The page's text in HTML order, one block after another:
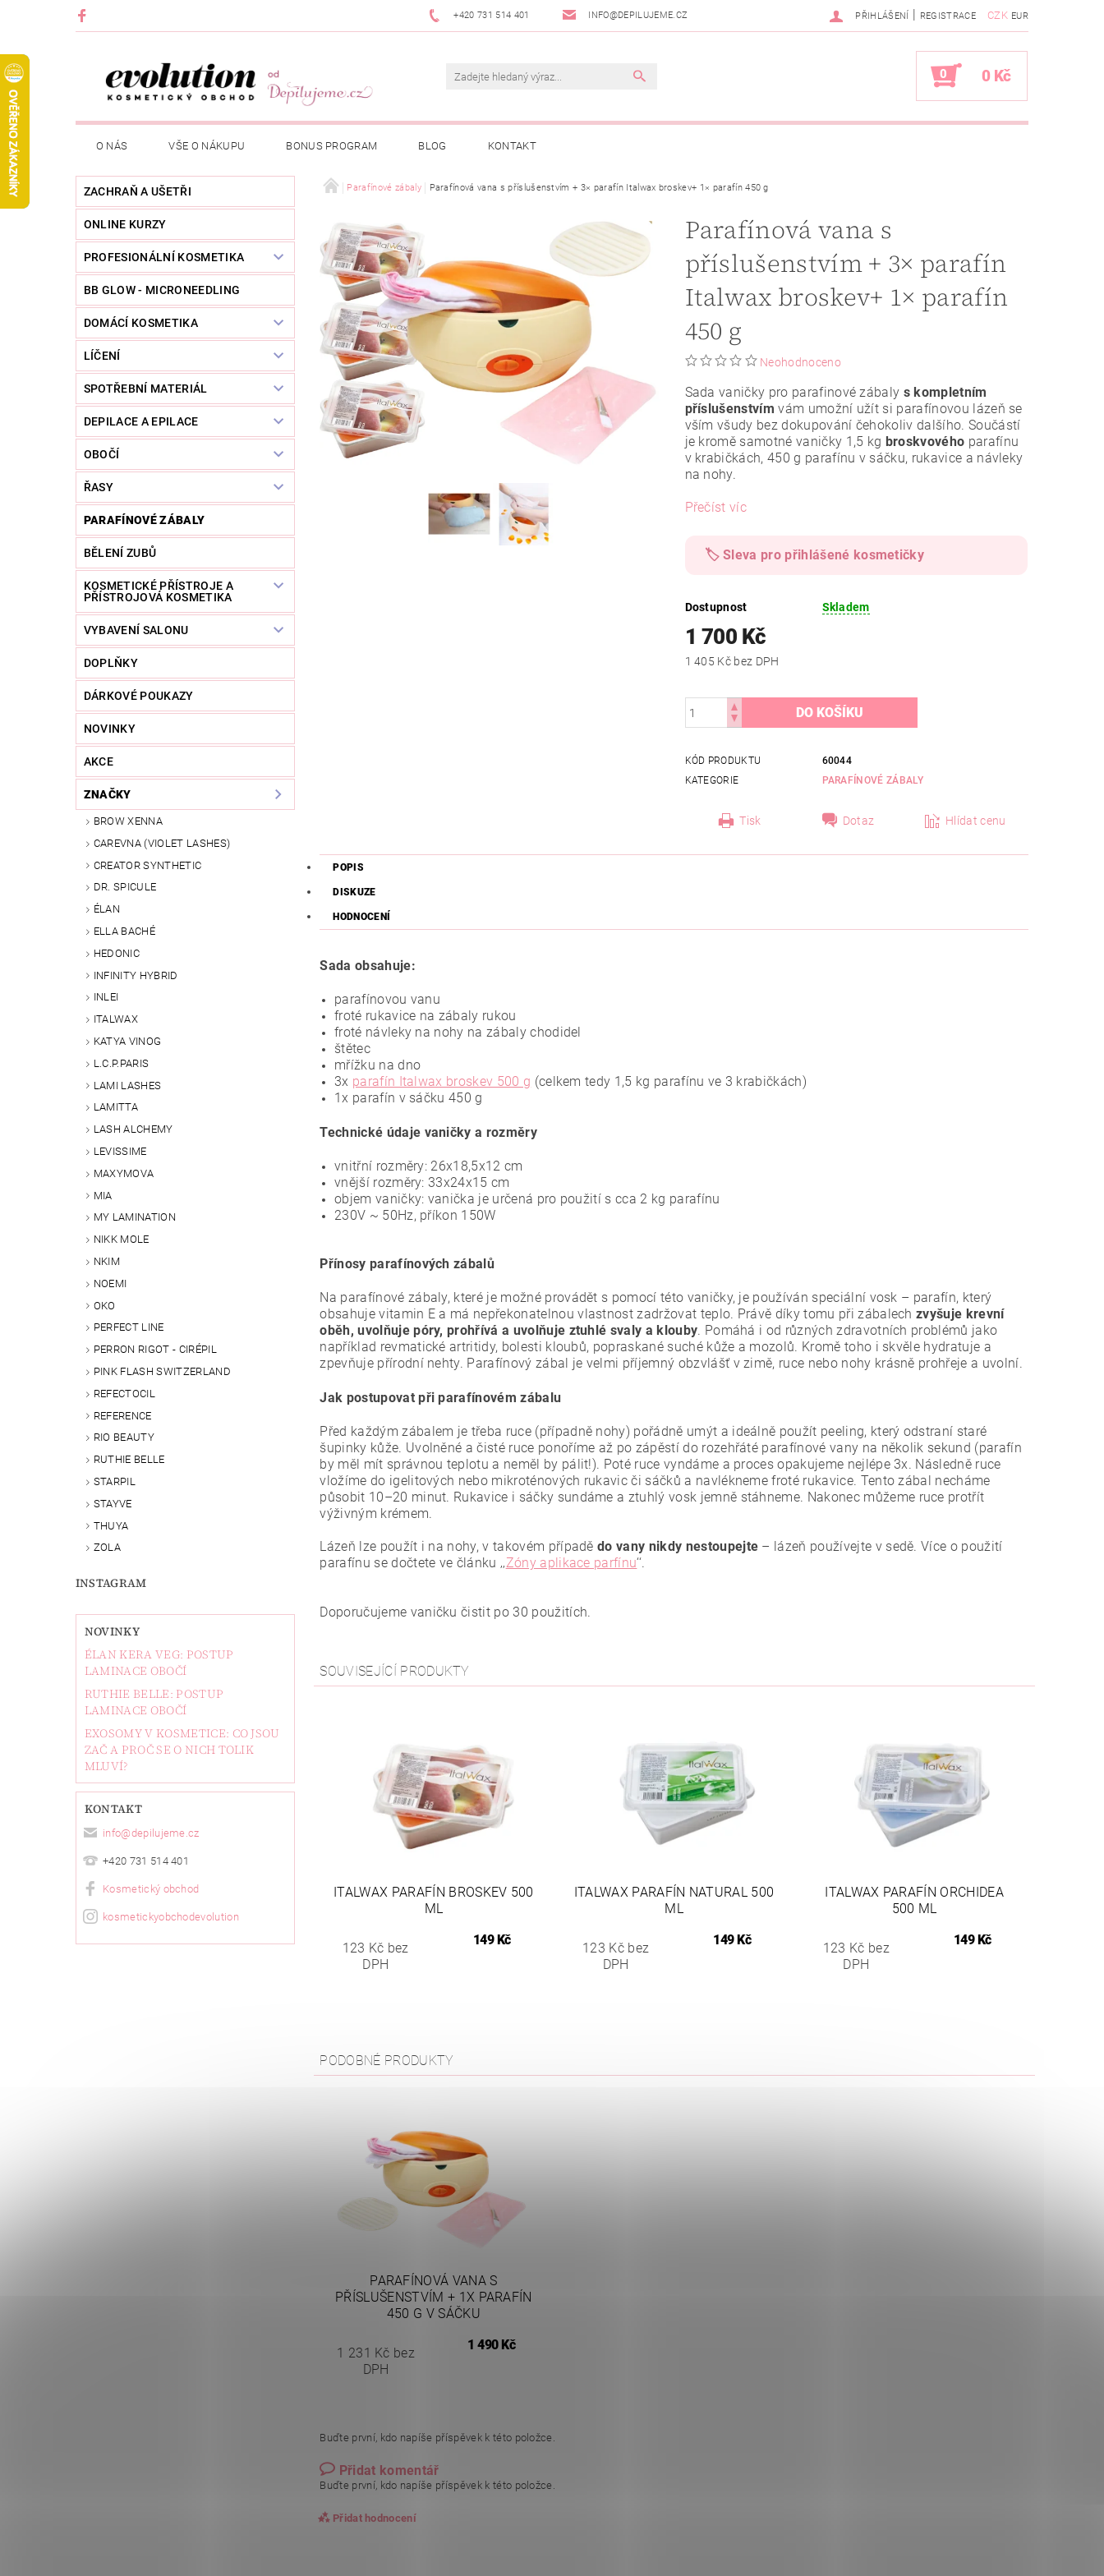
+420 731 514 401 INFO@DEPILUJEME.CZ CZK EUR
PŘIHLÁŠENÍ | REGISTRACE
0 0 Kč
O NÁS VŠE O NÁKUPU BONUS PROGRAM BLOG KONTAKT
ZACHRAŇ A UŠETŘI
ONLINE KURZY
PROFESIONÁLNÍ KOSMETIKA
BB GLOW - MICRONEEDLING
DOMÁCÍ KOSMETIKA
LÍČENÍ
SPOTŘEBNÍ MATERIÁL
DEPILACE A EPILACE
OBOČÍ
ŘASY
PARAFÍNOVÉ ZÁBALY
BĚLENÍ ZUBŮ
KOSMETICKÉ PŘÍSTROJE A
PŘÍSTROJOVÁ KOSMETIKA
VYBAVENÍ SALONU
DOPLŇKY
DÁRKOVÉ POUKAZY
NOVINKY
AKCE
ZNAČKY
BROW XENNA
CAREVNA (VIOLET LASHES)
CREATOR SYNTHETIC
DR. SPICULE
ÉLAN
ELLA BACHÉ
HEDONIC
INFINITY HYBRID
INLEI
ITALWAX
KATYA VINOG
L.C.P.PARIS
LAMI LASHES
LAMITTA
LASH ALCHEMY
LEVISSIME
MAXYMOVA
MIA
MY LAMINATION
NIKK MOLE
NKIM
NOEMI
OKO
PERFECT LINE
PERRON RIGOT - CIRÉPIL
PINK FLASH SWITZERLAND
REFECTOCIL
REFERENCE
RIO BEAUTY
RUTHIE BELLE
STARPIL
STAYVE
THUYA
ZOLA
INSTAGRAM
NOVINKY
ÉLAN KERA VEG: POSTUP
LAMINACE OBOČÍ
RUTHIE BELLE: POSTUP
LAMINACE OBOČÍ
EXOSOMY V KOSMETICE: CO JSOU
ZAČ A PROČ SE O NICH TOLIK
MLUVÍ?
KONTAKT
info@depilujeme.cz
+420 731 514 401
Kosmetický obchod
kosmetickyobchodevolution
Parafínové zábaly Parafínová vana s příslušenstvím + 3× parafín Italwax broskev+ 1× parafín 450 g
Parafínová vana s
příslušenstvím + 3× parafín
Italwax broskev+ 1× parafín
450 g
Neohodnoceno
Sada vaničky pro parafinové zábaly s kompletním
příslušenstvím vám umožní užít si parafínovou lázeň se
vším všudy bez dokupování čehokoliv dalšího. Součástí
je kromě samotné vaničky 1,5 kg broskvového parafínu
v krabičkách, 450 g parafínu v sáčku, rukavice a návleky
na nohy.
Přečíst víc
🏷️ Sleva pro přihlášené kosmetičky
Dostupnost Skladem
1 700 Kč
1 405 Kč bez DPH
KÓD PRODUKTU
60044
KATEGORIE
PARAFÍNOVÉ ZÁBALY
Tisk Dotaz Hlídat cenu
POPIS
DISKUZE
HODNOCENÍ
Sada obsahuje:
parafínovou vanu
froté rukavice na zábaly rukou
froté návleky na nohy na zábaly chodidel
štětec
mřížku na dno
3x parafín Italwax broskev 500 g (celkem tedy 1,5 kg parafínu ve 3 krabičkách)
1x parafín v sáčku 450 g
Technické údaje vaničky a rozměry
vnitřní rozměry: 26x18,5x12 cm
vnější rozměry: 33x24x15 cm
objem vaničky: vanička je určená pro použití s cca 2 kg parafínu
230V ~ 50Hz, příkon 150W
Přínosy parafínových zábalů
Na parafínové zábaly, které je možné provádět s pomocí této vaničky, je používán speciální vosk – parafín, který
obsahuje vitamin E a má nepřekonatelnou vlastnost zadržovat teplo. Právě díky tomu při zábalechzvyšuje krevní
oběh, uvolňuje póry, prohřívá a uvolňuje ztuhlé svaly a klouby. Pomáhá i od různých zdravotních problémů jako
například revmatické artritidy, bolesti kloubů, popraskané suché kůže a mozolů. Kromě toho i skvěle hydratuje a
zpevňuje přírodní nehty. Parafínový zábal je velmi příjemný obzvlášť v zimě, ruce nebo nohy krásně prohřeje a uvolní.
Jak postupovat při parafínovém zábalu
Před každým zábalem je třeba ruce (případně nohy) pořádně umýt a ideálně použít peeling, který odstraní staré
šupinky kůže. Uvolněné a čisté ruce ponoříme až po zápěstí do rozehřáté parafínové vany na několik sekund (parafín
by měl mít správnou teplotu a neměl by pálit!). Poté ruce vyndáme a proces opakujeme nejlépe 3x. Následně ruce
vložíme do igelitových nebo mikroténových rukavic či sáčků a navlékneme froté rukavice. Tento zábal necháme
působit 10–20 minut. Rukavice i sáčky sundáme a ztuhlý vosk jemně stáhneme. Nakonec můžeme ruce protřít
výživným krémem.
Lázeň lze použít i na nohy, v takovém případědo vany nikdy nestoupejte – lázeň používejte v sedě. Více o použití
parafínu se dočtete ve článku ‚‚Zóny aplikace parfínu‘‘.
Doporučujeme vaničku čistit po 30 použitích.
SOUVISEJÍCÍ PRODUKTY
ITALWAX PARAFÍN BROSKEV 500
ML
123 Kč bez
DPH
149 Kč
ITALWAX PARAFÍN NATURAL 500
ML
123 Kč bez
DPH
149 Kč
ITALWAX PARAFÍN ORCHIDEA
500 ML
123 Kč bez
DPH
149 Kč
PODOBNÉ PRODUKTY
PARAFÍNOVÁ VANA S
PŘÍSLUŠENSTVÍM + 1X PARAFÍN
450 G V SÁČKU
1 231 Kč bez
DPH
1 490 Kč
Buďte první, kdo napíše příspěvek k této položce.
Přidat komentář
Buďte první, kdo napíše příspěvek k této položce.
Přidat hodnocení